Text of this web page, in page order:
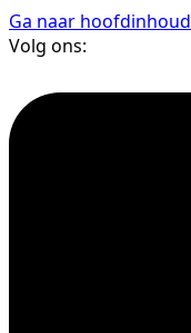
Ga naar hoofdinhoud
Volg ons: